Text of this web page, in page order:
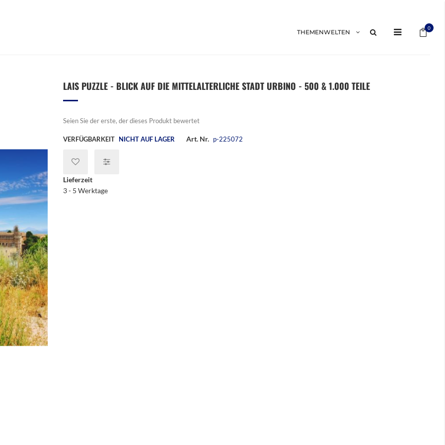
0
THEMENWELTEN
LAIS PUZZLE - BLICK AUF DIE MITTELALTERLICHE STADT URBINO - 500 & 1.000 TEILE
Seien Sie der erste, der dieses Produkt bewertet
VERFÜGBARKEIT NICHT AUF LAGER Art. Nr. p-225072
Lieferzeit
3 - 5 Werktage